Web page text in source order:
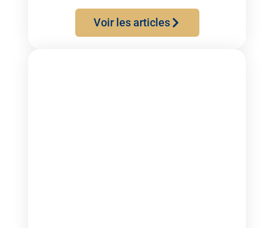
Voir les articles